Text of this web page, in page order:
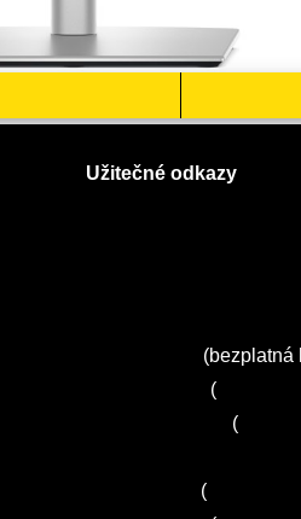
Užitečné odkazy
(bezplatná
(
(
(